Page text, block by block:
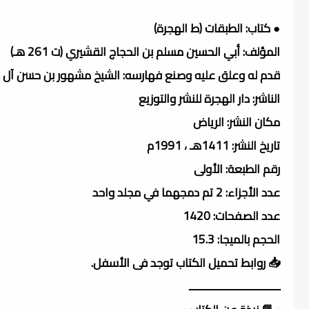
● كتاب: الطبقات (ط الهجرة)
المؤلف: أبي الحسين مسلم بن الحجاج القشيري (ت 261 هـ)
قدم له وعلق عليه وصنع فهارسه: الشيخ مشهور بن حسن آل
الناشر: دار الهجرة للنشر والتوزيع
مكان النشر: الرياض
تاريخ النشر: 1411هـ ، 1991م
رقم الطبعة: الأولى
عدد الأجزاء: 2 تم دمجهما في مجلد واحد
عدد الصفحات: 1420
الحجم بالميجا: 15.3
📥 روابط تحميل الكتاب توجد فى الأسفل.
ـــــــــــــــــــــــــــــــــ